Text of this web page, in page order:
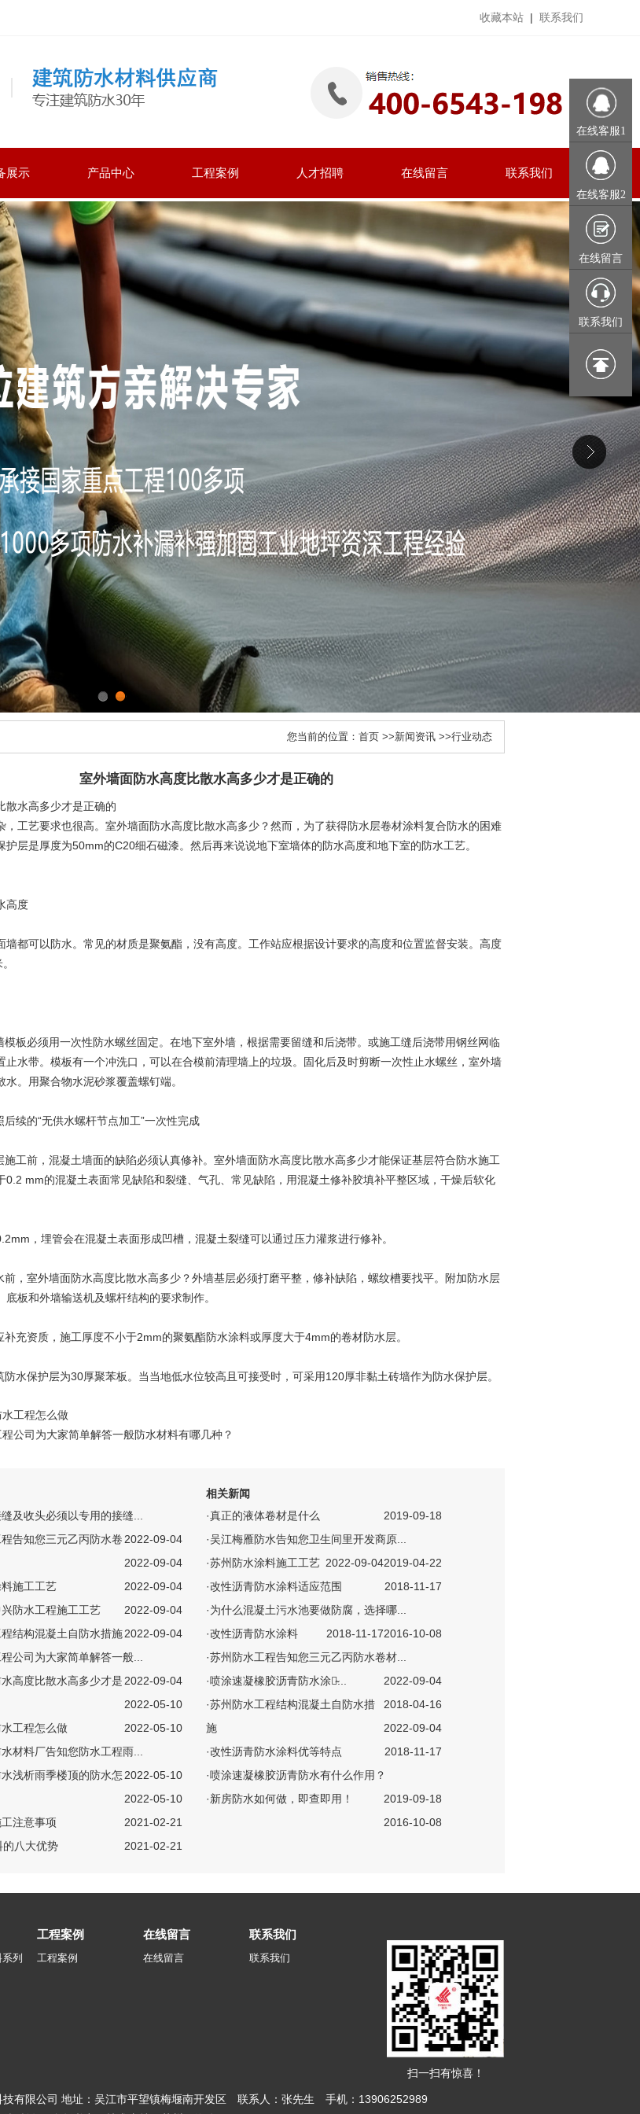
收藏本站 | 联系我们
展示 产品中心 工程案例 人才招聘 在线留言 联系我们
您当前的位置： 首页 >>新闻资讯 >>行业动态
室外墙面防水高度比散水高多少才是正确的
散水高多少才是正确的
，工艺要求也很高。室外墙面防水高度比散水高多少？然而，为了获得防水层卷材涂料复合防水的困难
护层是厚度为50mm的C20细石磁漆。然后再来说说地下室墙体的防水高度和地下室的防水工艺。
高度
墙都可以防水。常见的材质是聚氨酯，没有高度。工作站应根据设计要求的高度和位置监督安装。高度
模板必须用一次性防水螺丝固定。在地下室外墙，根据需要留缝和后浇带。或施工缝后浇带用钢丝网临
止水带。模板有一个冲洗口，可以在合模前清理墙上的垃圾。固化后及时剪断一次性止水螺丝，室外墙
。用聚合物水泥砂浆覆盖螺钉端。
续的“无供水螺杆节点加工”一次性完成
施工前，混凝土墙面的缺陷必须认真修补。室外墙面防水高度比散水高多少才能保证基层符合防水施工
0.2 mm的混凝土表面常见缺陷和裂缝、气孔、常见缺陷，用混凝土修补胶填补平整区域，干燥后软化
，埋管会在混凝土表面形成凹槽，混凝土裂缝可以通过压力灌浆进行修补。
前，室外墙面防水高度比散水高多少？外墙基层必须打磨平整，修补缺陷，螺纹槽要找平。附加防水层
底板和外墙输送机及螺杆结构的要求制作。
充资质，施工厚度不小于2mm的聚氨酯防水涂料或厚度大于4mm的卷材防水层。
水保护层为30厚聚苯板。当当地低水位较高且可接受时，可采用120厚非黏土砖墙作为防水保护层。
工程怎么做
公司为大家简单解答一般防水材料有哪几种？
及收头必须以专用的接缝...
2022-09-04
告知您三元乙丙防水卷
2022-09-04
施工工艺
2022-09-04
防水工程施工工艺
2022-09-04
结构混凝土自防水措施2022-09-04
公司为大家简单解答一般...
2022-09-04
高度比散水高多少才是
2022-05-10
工程怎么做
2022-05-10
材料厂告知您防水工程雨...
2022-05-10
浅析雨季楼顶的防水怎
2022-05-10
注意事项
2021-02-21
的八大优势
2021-02-21
相关新闻
·真正的液体卷材是什么
2019-09-18
·吴江梅雁防水告知您卫生间里开发商原...
2019-04-22
·苏州防水涂料施工工艺 2022-09-04
·改性沥青防水涂料适应范围
2018-11-17
·为什么混凝土污水池要做防腐，选择哪...
2016-10-08
·改性沥青防水涂料
2018-11-17
·苏州防水工程告知您三元乙丙防水卷材...
2022-09-04
·喷涂速凝橡胶沥青防水涂料̴...
2018-04-16
·苏州防水工程结构混凝土自防水措
施
2022-09-04
·改性沥青防水涂料优等特点
2018-11-17
·喷涂速凝橡胶沥青防水有什么作用？
2019-09-18
·新房防水如何做，即查即用！
2016-10-08
列
工程案例
工程案例
在线留言
在线留言
联系我们
联系我们
扫一扫有惊喜！
技有限公司 地址：吴江市平望镇梅堰南开发区 联系人：张先生 手机：13906252989
在线客服1
在线客服2
在线留言
联系我们